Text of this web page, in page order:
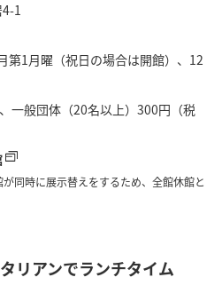
1
第1月曜（祝日の場合は開館）、12
一般団体（20名以上）300円（税
同時に展示替えをするため、全館休館と
リアンでランチタイム